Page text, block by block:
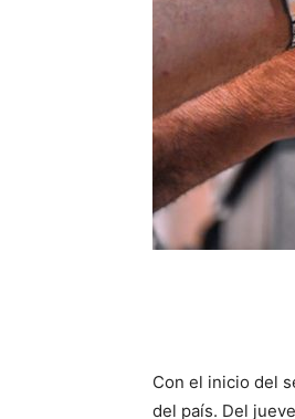
Con el inicio del
del país. Del